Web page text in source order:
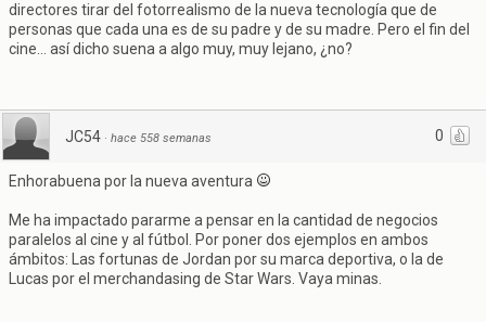
directores tirar del fotorrealismo de la nueva tecnología que de
personas que cada una es de su padre y de su madre. Pero el fin del
cine... así dicho suena a algo muy, muy lejano, ¿no?
0
JC54 · hace 558 semanas
Enhorabuena por la nueva aventura
Me ha impactado pararme a pensar en la cantidad de negocios
paralelos al cine y al fútbol. Por poner dos ejemplos en ambos
ámbitos: Las fortunas de Jordan por su marca deportiva, o la de
Lucas por el merchandasing de Star Wars. Vaya minas.